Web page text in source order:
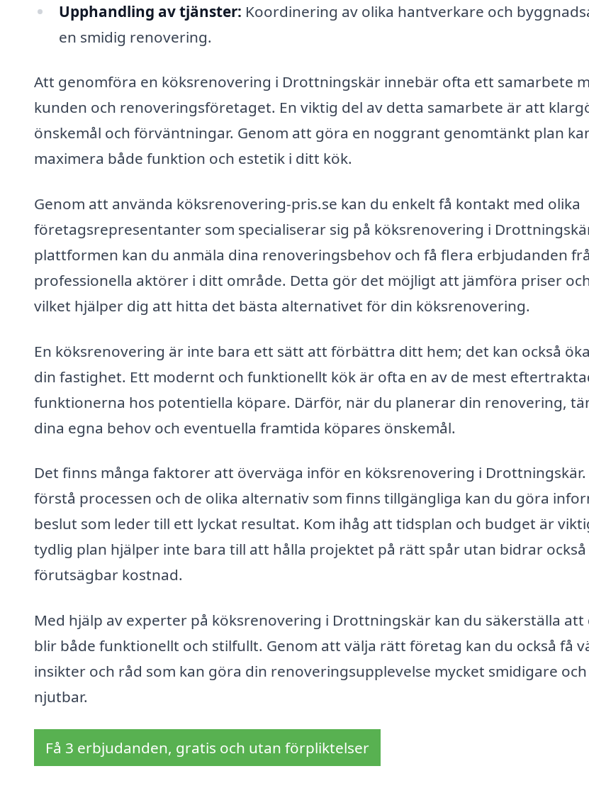
Upphandling av tjänster: Koordinering av olika hantverkare och
en smidig renovering.
Att genomföra en köksrenovering i Drottningskär innebär ofta ett samarbete
kunden och renoveringsföretaget. En viktig del av detta samarbete är att
önskemål och förväntningar. Genom att göra en noggrant genomtänkt plan
maximera både funktion och estetik i ditt kök.
Genom att använda köksrenovering-pris.se kan du enkelt få kontakt med olika
företagsrepresentanter som specialiserar sig på köksrenovering i
plattformen kan du anmäla dina renoveringsbehov och få flera erbjudanden
professionella aktörer i ditt område. Detta gör det möjligt att jämföra priser
vilket hjälper dig att hitta det bästa alternativet för din köksrenovering.
En köksrenovering är inte bara ett sätt att förbättra ditt hem; det kan också
din fastighet. Ett modernt och funktionellt kök är ofta en av de mest
funktionerna hos potentiella köpare. Därför, när du planerar din renovering,
dina egna behov och eventuella framtida köpares önskemål.
Det finns många faktorer att överväga inför en köksrenovering i
förstå processen och de olika alternativ som finns tillgängliga kan du göra
beslut som leder till ett lyckat resultat. Kom ihåg att tidsplan och budget är
tydlig plan hjälper inte bara till att hålla projektet på rätt spår utan bidrar
förutsägbar kostnad.
Med hjälp av experter på köksrenovering i Drottningskär kan du säkerställa
blir både funktionellt och stilfullt. Genom att välja rätt företag kan du också få
insikter och råd som kan göra din renoveringsupplevelse mycket smidigare
njutbar.
Få 3 erbjudanden, gratis och utan förpliktelser